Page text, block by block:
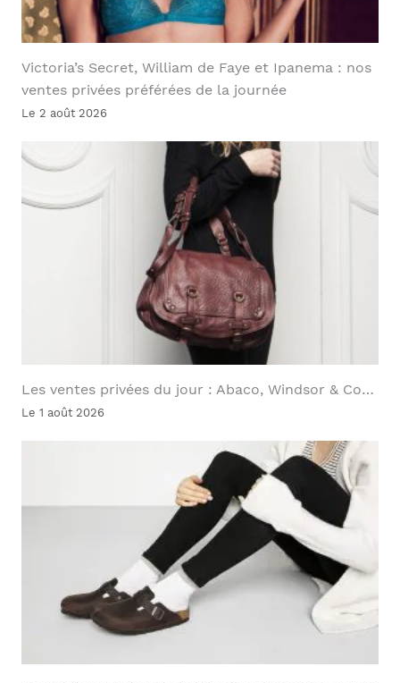
Victoria’s Secret, William de Faye et Ipanema : nos
ventes privées préférées de la journée
Le 2 août 2026
Les ventes privées du jour : Abaco, Windsor & Co…
Le 1 août 2026